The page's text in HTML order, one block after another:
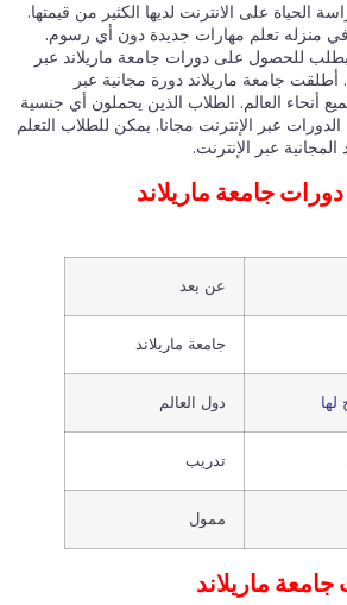
الحياة على الانترنت لديها الكثير من قيمتها.
تعلم مهارات جديدة دون أي رسوم.
للحصول على دورات جامعة ماريلاند عبر
مع شهادة. أطلقت جامعة ماريلاند دورة مجانية عبر
أنحاء العالم. الطلاب الذين يحملون أي جنسية
عبر الإنترنت مجانا. يمكن للطلاب التعلم
عبر الإنترنت.
دورات جامعة ماريلاند
عن بعد
جامعة ماريلاند
لها دول العالم
تدريب
ممول
ماريلاند